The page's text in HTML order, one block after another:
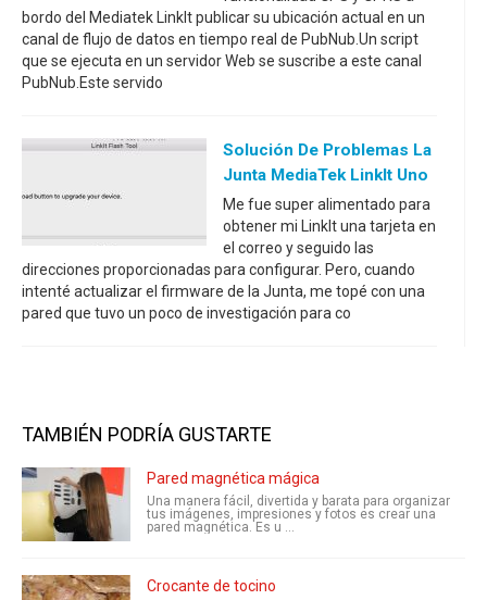
bordo del Mediatek LinkIt publicar su ubicación actual en un
canal de flujo de datos en tiempo real de PubNub.Un script
que se ejecuta en un servidor Web se suscribe a este canal
PubNub.Este servido
Solución De Problemas La
Junta MediaTek LinkIt Uno
Me fue super alimentado para
obtener mi LinkIt una tarjeta en
el correo y seguido las
direcciones proporcionadas para configurar. Pero, cuando
intenté actualizar el firmware de la Junta, me topé con una
pared que tuvo un poco de investigación para co
TAMBIÉN PODRÍA GUSTARTE
Pared magnética mágica
Una manera fácil, divertida y barata para organizar
tus imágenes, impresiones y fotos es crear una
pared magnética. Es u ...
Crocante de tocino